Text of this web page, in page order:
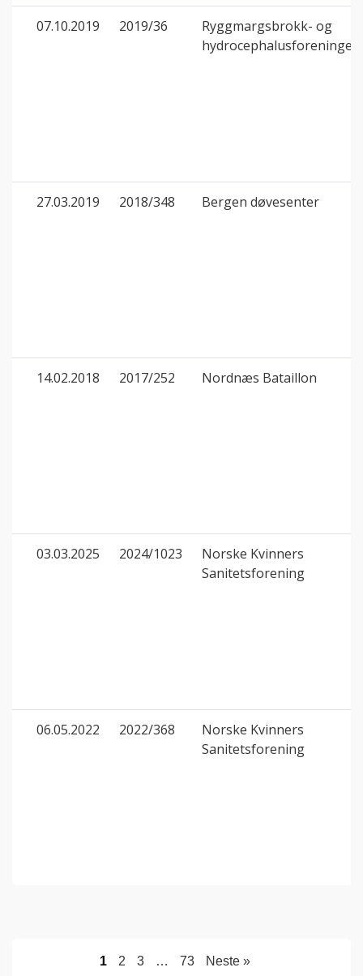
07.10.2019 2019/36
Ryggmargsbrokk- og
hydrocephalusforeningen
27.03.2019 2018/348 Bergen døvesenter
14.02.2018 2017/252 Nordnæs Bataillon
03.03.2025 2024/1023
Norske Kvinners
Sanitetsforening
06.05.2022 2022/368
Norske Kvinners
Sanitetsforening
1 2 3 … 73 Neste »